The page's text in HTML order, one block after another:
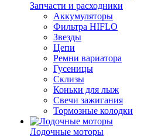
Запчасти и расходники
Аккумуляторы
Фильтра HIFLO
Звезды
Цепи
Ремни вариатора
Гусеницы
Склизы
Коньки для лыж
Свечи зажигания
Тормозные колодки
Лодочные моторы